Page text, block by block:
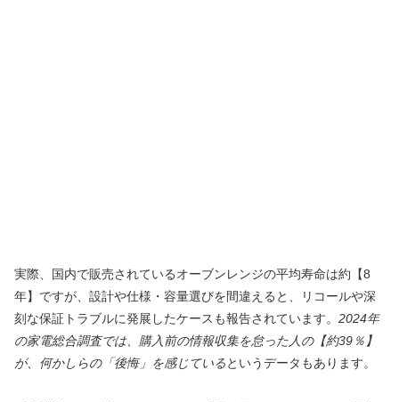
実際、国内で販売されているオーブンレンジの平均寿命は約【8
年】ですが、設計や仕様・容量選びを間違えると、リコールや深
刻な保証トラブルに発展したケースも報告されています。 2024年
の家電総合調査では、購入前の情報収集を怠った人の【約39％】
が、何かしらの「後悔」を感じているというデータもあります。